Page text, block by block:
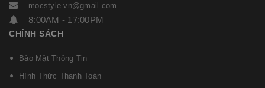
mocstyle.vn@gmail.com
8:00AM - 17:00PM
CHÍNH SÁCH
Bảo Mật Thông Tin
Hình Thức Thanh Toán